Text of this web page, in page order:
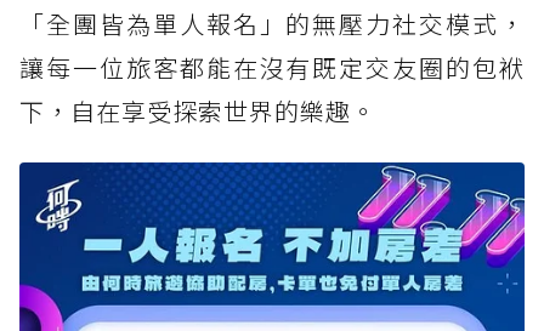
「全團皆為單人報名」的無壓力社交模式，
讓每一位旅客都能在沒有既定交友圈的包袱
下，自在享受探索世界的樂趣。